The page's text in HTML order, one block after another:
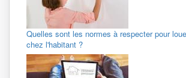
Quelles sont les normes à respecter pour
chez l'habitant ?